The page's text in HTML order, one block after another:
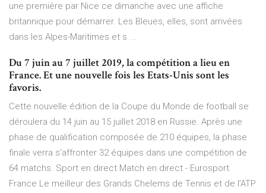
une première par Nice ce dimanche avec une affiche
britannique pour démarrer. Les Bleues, elles, sont arrivées
dans les Alpes-Maritimes et s ...
Du 7 juin au 7 juillet 2019, la compétition a lieu en
France. Et une nouvelle fois les Etats-Unis sont les
favoris.
Cette nouvelle édition de la Coupe du Monde de football se
déroulera du 14 juin au 15 juillet 2018 en Russie. Après une
phase de qualification composée de 210 équipes, la phase
finale verra s'affronter 32 équipes dans une compétition de
64 matchs. Sport en direct Match en direct - Eurosport
France Le meilleur des Grands Chelems de Tennis et de l’ATP